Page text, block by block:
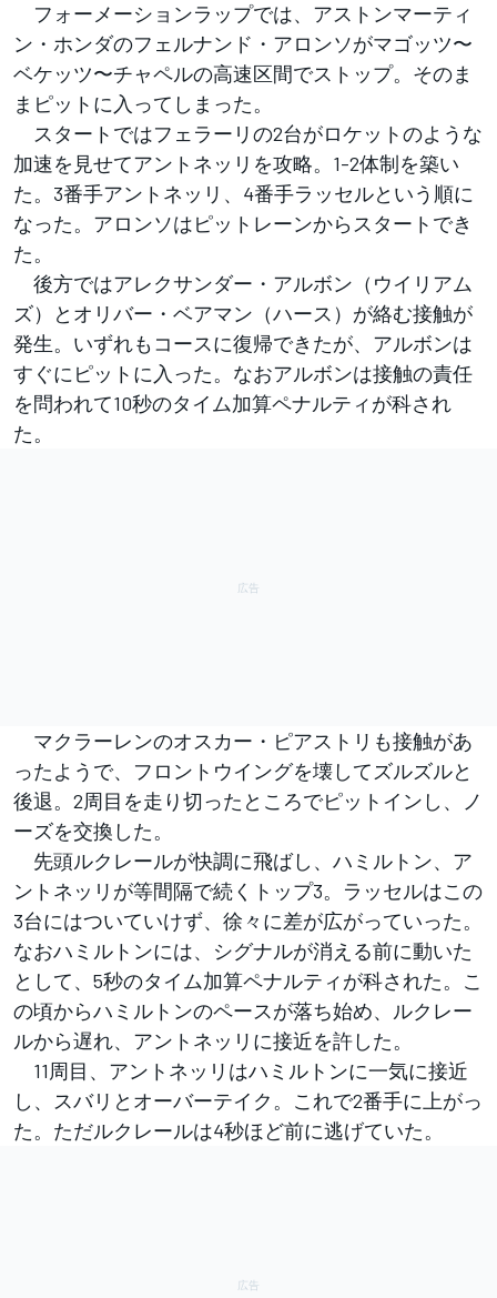
フォーメーションラップでは、アストンマーティ
ン・ホンダのフェルナンド・アロンソがマゴッツ〜
ベケッツ〜チャペルの高速区間でストップ。そのま
まピットに入ってしまった。
スタートではフェラーリの2台がロケットのような
加速を見せてアントネッリを攻略。1-2体制を築い
た。3番手アントネッリ、4番手ラッセルという順に
なった。アロンソはピットレーンからスタートでき
た。
後方ではアレクサンダー・アルボン（ウイリアム
ズ）とオリバー・ベアマン（ハース）が絡む接触が
発生。いずれもコースに復帰できたが、アルボンは
すぐにピットに入った。なおアルボンは接触の責任
を問われて10秒のタイム加算ペナルティが科され
た。
マクラーレンのオスカー・ピアストリも接触があ
ったようで、フロントウイングを壊してズルズルと
後退。2周目を走り切ったところでピットインし、ノ
ーズを交換した。
先頭ルクレールが快調に飛ばし、ハミルトン、ア
ントネッリが等間隔で続くトップ3。ラッセルはこの
3台にはついていけず、徐々に差が広がっていった。
なおハミルトンには、シグナルが消える前に動いた
として、5秒のタイム加算ペナルティが科された。こ
の頃からハミルトンのペースが落ち始め、ルクレー
ルから遅れ、アントネッリに接近を許した。
11周目、アントネッリはハミルトンに一気に接近
し、スバリとオーバーテイク。これで2番手に上がっ
た。ただルクレールは4秒ほど前に逃げていた。